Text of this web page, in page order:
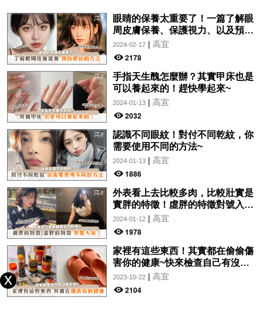
眼睛的保養太重要了！一篇了解眼
周皮膚保養、保護視力、以及預防
眼紋的方法~
2024-02-17| 高宜
2178
手指天生醜怎麼辦？其實甲床也是
可以養起來的！趕快學起來~
2024-01-13| 高宜
2032
認識不同眼紋！對付不同乾紋，你
需要使用不同的方法~
2024-01-13| 高宜
1886
外表看上去比較多肉，比較壯實是
實胖的特徵！虛胖的特徵對號入
座！
2024-01-12| 高宜
1978
家裡有這些東西！其實都在偷偷傷
害你的健康~快來檢查自己有沒有
犯吧！
2023-10-22| 高宜
2104